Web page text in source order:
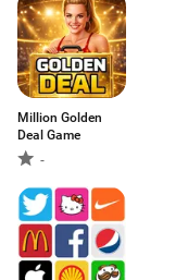
Million Golden
Deal Game
-